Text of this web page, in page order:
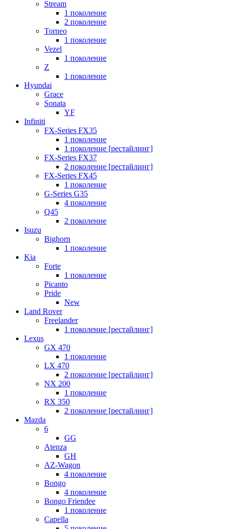
Stream
1 поколение
2 поколение
Torneo
1 поколение
Vezel
1 поколение
Z
1 поколение
Hyundai
Grace
Sonata
YF
Infiniti
FX-Series FX35
1 поколение
1 поколение [рестайлинг]
FX-Series FX37
2 поколение [рестайлинг]
FX-Series FX45
1 поколение
G-Series G35
4 поколение
Q45
2 поколение
Isuzu
Bighorn
1 поколение
Kia
Forte
1 поколение
Picanto
Pride
New
Land Rover
Freelander
1 поколение [рестайлинг]
Lexus
GX 470
1 поколение
LX 470
2 поколение [рестайлинг]
NX 200
1 поколение
RX 350
2 поколение [рестайлинг]
Mazda
6
GG
Atenza
GH
AZ-Wagon
4 поколение
Bongo
4 поколение
Bongo Friendee
1 поколение
Capella